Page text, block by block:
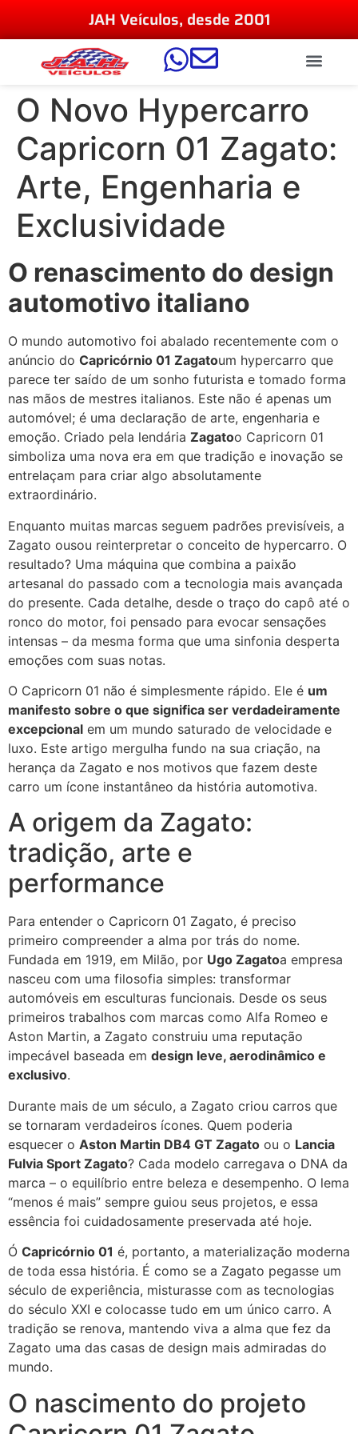
JAH Veículos, desde 2001
O Novo Hypercarro
Capricorn 01 Zagato:
Arte, Engenharia e
Exclusividade
O renascimento do design
automotivo italiano
O mundo automotivo foi abalado recentemente com o
anúncio do Capricórnio 01 Zagatoum hypercarro que
parece ter saído de um sonho futurista e tomado forma
nas mãos de mestres italianos. Este não é apenas um
automóvel; é uma declaração de arte, engenharia e
emoção. Criado pela lendária Zagatoo Capricorn 01
simboliza uma nova era em que tradição e inovação se
entrelaçam para criar algo absolutamente
extraordinário.
Enquanto muitas marcas seguem padrões previsíveis, a
Zagato ousou reinterpretar o conceito de hypercarro. O
resultado? Uma máquina que combina a paixão
artesanal do passado com a tecnologia mais avançada
do presente. Cada detalhe, desde o traço do capô até o
ronco do motor, foi pensado para evocar sensações
intensas – da mesma forma que uma sinfonia desperta
emoções com suas notas.
O Capricorn 01 não é simplesmente rápido. Ele é um
manifesto sobre o que significa ser verdadeiramente
excepcional em um mundo saturado de velocidade e
luxo. Este artigo mergulha fundo na sua criação, na
herança da Zagato e nos motivos que fazem deste
carro um ícone instantâneo da história automotiva.
A origem da Zagato:
tradição, arte e
performance
Para entender o Capricorn 01 Zagato, é preciso
primeiro compreender a alma por trás do nome.
Fundada em 1919, em Milão, por Ugo Zagatoa empresa
nasceu com uma filosofia simples: transformar
automóveis em esculturas funcionais. Desde os seus
primeiros trabalhos com marcas como Alfa Romeo e
Aston Martin, a Zagato construiu uma reputação
impecável baseada em design leve, aerodinâmico e
exclusivo.
Durante mais de um século, a Zagato criou carros que
se tornaram verdadeiros ícones. Quem poderia
esquecer o Aston Martin DB4 GT Zagato ou o Lancia
Fulvia Sport Zagato? Cada modelo carregava o DNA da
marca – o equilíbrio entre beleza e desempenho. O lema
“menos é mais” sempre guiou seus projetos, e essa
essência foi cuidadosamente preservada até hoje.
Ó Capricórnio 01 é, portanto, a materialização moderna
de toda essa história. É como se a Zagato pegasse um
século de experiência, misturasse com as tecnologias
do século XXI e colocasse tudo em um único carro. A
tradição se renova, mantendo viva a alma que fez da
Zagato uma das casas de design mais admiradas do
mundo.
O nascimento do projeto